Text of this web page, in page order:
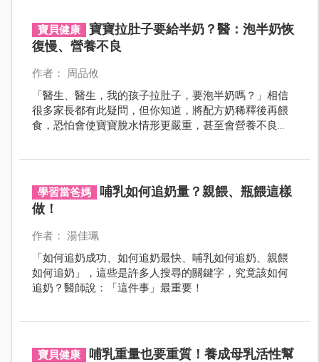
寶貝健康
寶寶拉肚子要給半奶？醫：泡半奶恢
復慢、營養不良
作者： 周品攸
「醫生、醫生，我的孩子拉肚子，要泡半奶嗎？」相信
很多家長都有此疑問，但你知道，將配方奶稀釋後再餵
食，恐怕會使寶寶脫水情形更嚴重，甚至會營養不良
學習當爸媽
哺乳如何追奶量？親餵、瓶餵這樣
做！
作者： 湯佳珮
「如何追奶成功、如何追奶最快、哺乳如何追奶、親餵
如何追奶」，這些是許多人搜尋的關鍵字，究竟該如何
追奶？醫師說：「這件事」最重要！
寶貝健康
哺乳重量也要重質！養成母乳活性幫